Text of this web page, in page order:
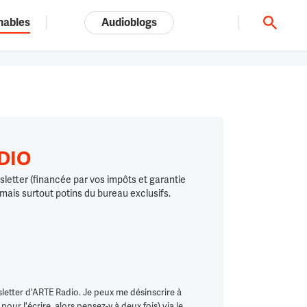
Tout l'univers ARTE.tv
Audioblogs
(financée par vos impôts et garantie
surtout potins du bureau exclusifs.
d'ARTE Radio. Je peux me désinscrire à